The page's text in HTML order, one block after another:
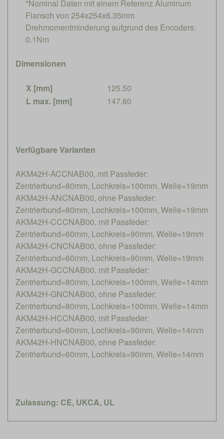
*Nominal Daten mit einem Referenz Aluminum
Flansch von 254x254x6.35mm
Drehmomentminderung aufgrund des Encoders:
0.1Nm
Dimensionen
X [mm]
125.50
L max. [mm]
147.80
Verfügbare Varianten
AKM42H-ACCNAB00, mit Passfeder:
Zentrierbund=80mm, Lochkreis=100mm, Welle=19mm
AKM42H-ANCNAB00, ohne Passfeder:
Zentrierbund=80mm, Lochkreis=100mm, Welle=19mm
AKM42H-CCCNAB00, mit Passfeder:
Zentrierbund=60mm, Lochkreis=90mm, Welle=19mm
AKM42H-CNCNAB00, ohne Passfeder:
Zentrierbund=60mm, Lochkreis=90mm, Welle=19mm
AKM42H-GCCNAB00, mit Passfeder:
Zentrierbund=80mm, Lochkreis=100mm, Welle=14mm
AKM42H-GNCNAB00, ohne Passfeder:
Zentrierbund=80mm, Lochkreis=100mm, Welle=14mm
AKM42H-HCCNAB00, mit Passfeder:
Zentrierbund=60mm, Lochkreis=90mm, Welle=14mm
AKM42H-HNCNAB00, ohne Passfeder:
Zentrierbund=60mm, Lochkreis=90mm, Welle=14mm
Zulassung: CE, UKCA, UL